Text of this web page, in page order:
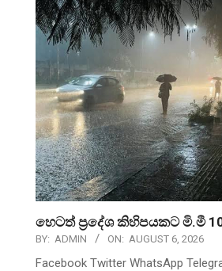
හෙටත් ප්‍රදේශ කිහිපයකට මි.මී
BY: ADMIN ON: AUGUST 6, 2026
Facebook Twitter WhatsApp